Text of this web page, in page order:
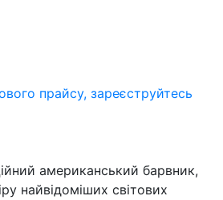
прайсу, зареєструйтесь
американський барвник,
найвідоміших світових